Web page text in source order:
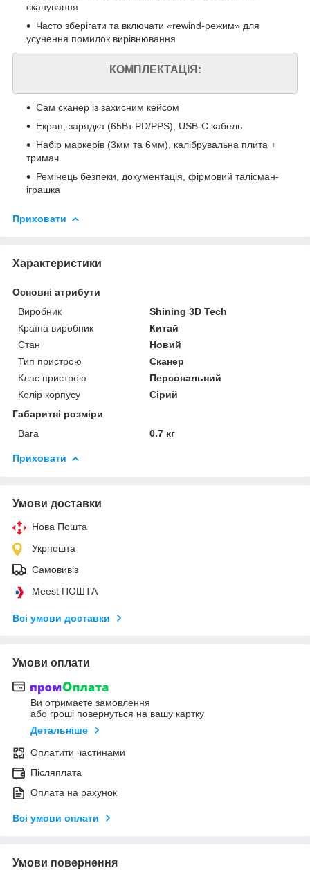
сканування
Часто зберігати та включати «rewind‑режим» для
усунення помилок вирівнювання
КОМПЛЕКТАЦІЯ:
Сам сканер із захисним кейсом
Екран, зарядка (65Вт PD/PPS), USB-C кабель
Набір маркерів (3мм та 6мм), калібрувальна плита +
тримач
Ремінець безпеки, документація, фірмовий талісман-
іграшка
Приховати
Характеристики
Основні атрибути
Виробник
Shining 3D Tech
Країна виробник
Китай
Стан
Новий
Тип пристрою
Сканер
Клас пристрою
Персональний
Колір корпусу
Сірий
Габаритні розміри
Вага
0.7 кг
Приховати
Умови доставки
Нова Пошта
Укрпошта
Самовивіз
Meest ПОШТА
Всі умови доставки
Умови оплати
Ви отримаєте замовлення
або гроші повернуться на вашу картку
Детальніше
Оплатити частинами
Післяплата
Оплата на рахунок
Всі умови оплати
Умови повернення